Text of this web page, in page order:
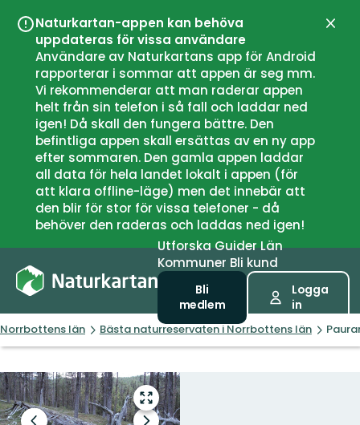
Naturkartan-appen kan behöva
uppdateras för vissa användare
Användare av Naturkartans app för Android
rapporterar i sommar att appen är seg mm.
Vi rekommenderar att man raderar appen
helt från sin telefon i så fall och laddar ned
igen! Då skall den fungera bättre. Den
befintliga appen skall ersättas av en ny app
efter sommaren. Den gamla appen laddar
all data för hela landet lokalt i appen (för
att klara offline-läge) men det innebär att
den blir för stor för vissa telefoner - då
behöver den raderas och laddas ned igen!
UtforskaGuiderLän
Kommuner Bli kund
Bli
medlem
Logga
in
Norrbottens län Bästa naturreservaten i Norrbottens län
Gå
till